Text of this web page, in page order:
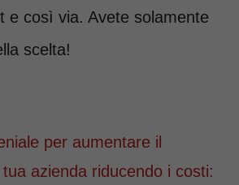
e così via. Avete solamente
scelta!
per aumentare il
azienda riducendo i costi: